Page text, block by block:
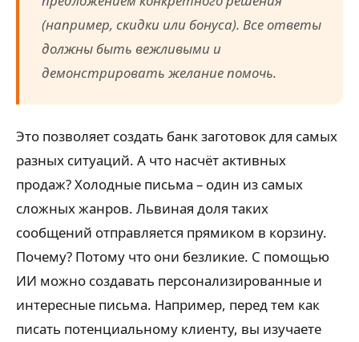
(например, скидки или бонуса). Все ответы
должны быть вежливыми и
демонстрировать желание помочь.
Это позволяет создать банк заготовок для самых
разных ситуаций. А что насчёт активных
продаж? Холодные письма – один из самых
сложных жанров. Львиная доля таких
сообщений отправляется прямиком в корзину.
Почему? Потому что они безликие. С помощью
ИИ можно создавать персонализированные и
интересные письма. Например, перед тем как
писать потенциальному клиенту, вы изучаете